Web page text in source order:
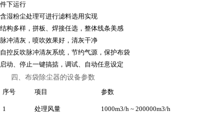
件下运行
含湿粉尘处理可进行滤料选用实现
结构多样，拼板、焊接任选，整体线条美感
脉冲清灰，喷吹效果好，清灰干净
自控反吹脉冲清灰系统，节约气源，保护布袋
启动、停止一键搞掂，调试、自动任意设定
四、布袋除尘器的设备参数
序号 项目 参数
1 处理风量 1000m3/h ~ 200000m3/h